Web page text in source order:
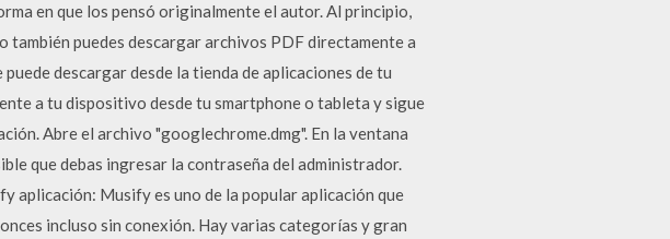
en que los pensó originalmente el autor. Al principio,
también puedes descargar archivos PDF directamente a
descargar desde la tienda de aplicaciones de tu
a tu dispositivo desde tu smartphone o tableta y sigue
Abre el archivo "googlechrome.dmg". En la ventana
que debas ingresar la contraseña del administrador.
aplicación: Musify es uno de la popular aplicación que
incluso sin conexión. Hay varias categorías y gran